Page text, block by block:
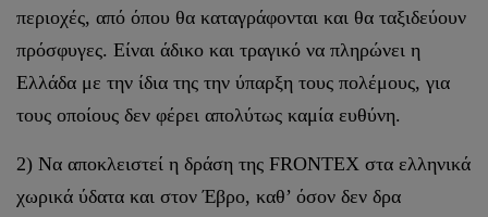
περιοχές, από όπου θα καταγράφονται και θα ταξιδεύουν
πρόσφυγες. Είναι άδικο και τραγικό να πληρώνει η
Ελλάδα με την ίδια της την ύπαρξη τους πολέμους, για
τους οποίους δεν φέρει απολύτως καμία ευθύνη.
2) Να αποκλειστεί η δράση της FRONTEX στα ελληνικά
χωρικά ύδατα και στον Έβρο, καθ’ όσον δεν δρα